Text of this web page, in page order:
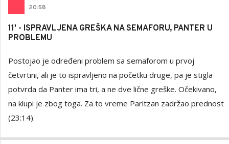
20:58
11' - ISPRAVLJENA GREŠKA NA SEMAFORU, PANTER U
PROBLEMU
Postojao je određeni problem sa semaforom u prvoj
četvrtini, ali je to ispravljeno na početku druge, pa je stigla
potvrda da Panter ima tri, a ne dve lične greške. Očekivano,
na klupi je zbog toga. Za to vreme Paritzan zadržao prednost
(23:14).